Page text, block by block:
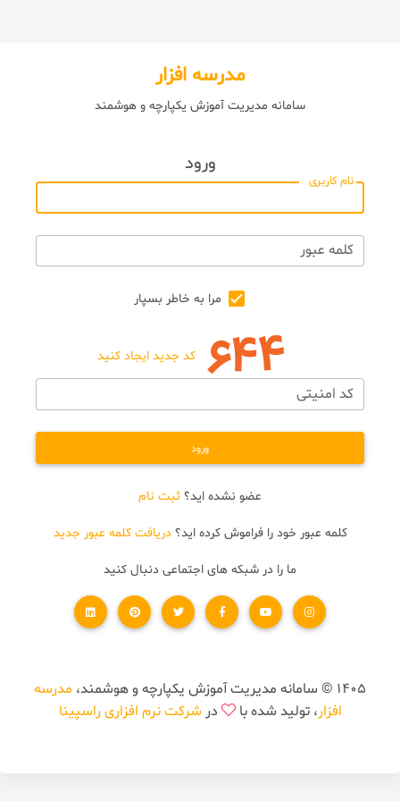
مدرسه افزار
سامانه مدیریت آموزش یکپارچه و هوشمند
ورود
نام کاربری
کلمه عبور
مرا به خاطر بسپار
کد جدید ایجاد کنید
کد امنیتی
ورود
عضو نشده اید؟ ثبت نام
کلمه عبور خود را فراموش کرده اید؟دریافت کلمه عبور جدید
ما را در شبکه های اجتماعی دنبال کنید
1405 © سامانه مدیریت آموزش یکپارچه و هوشمند،
مدرسه
افزار، تولید شده با در شرکت نرم افزاری راسپینا